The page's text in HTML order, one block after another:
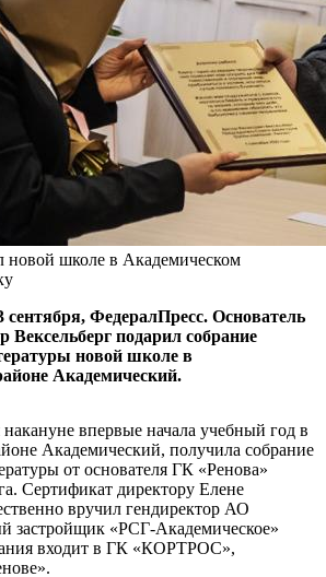
новой школе в Академическом
ФедералПресс. Основатель
Вексельберг подарил собрание
новой школе в
Академический.
впервые начала учебный год в
Академический, получила собрание
от основателя ГК «Ренова»
Сертификат директору Елене
вручил гендиректор АО
застройщик «РСГ-Академическое»
входит в ГК «КОРТРОС»,